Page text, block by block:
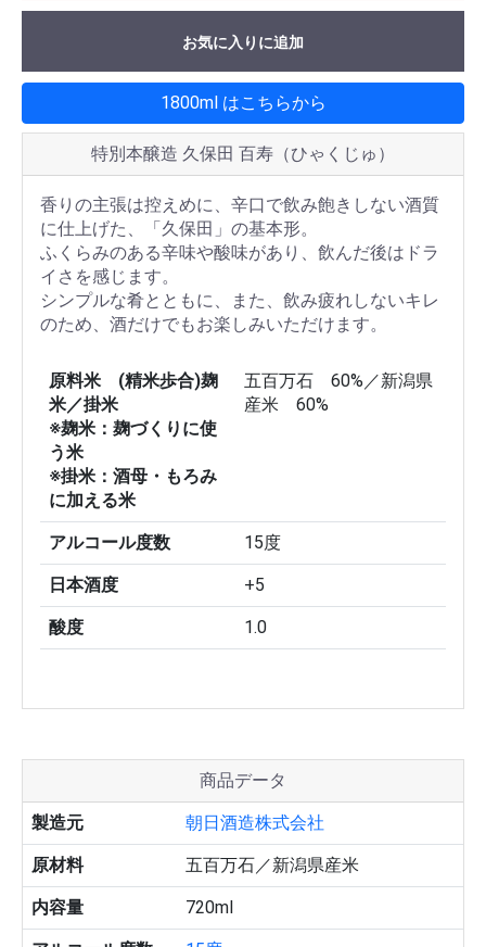
お気に入りに追加
1800ml はこちらから
特別本醸造 久保田 百寿（ひゃくじゅ）
香りの主張は控えめに、辛口で飲み飽きしない酒質
に仕上げた、「久保田」の基本形。
ふくらみのある辛味や酸味があり、飲んだ後はドラ
イさを感じます。
シンプルな肴とともに、また、飲み疲れしないキレ
のため、酒だけでもお楽しみいただけます。
原料米 (精米歩合)麹
米／掛米
※麹米：麹づくりに使
う米
※掛米：酒母・もろみ
に加える米
五百万石 60%／新潟県
産米 60%
アルコール度数 15度
日本酒度 +5
酸度 1.0
商品データ
製造元 朝日酒造株式会社
原材料 五百万石／新潟県産米
内容量 720ml